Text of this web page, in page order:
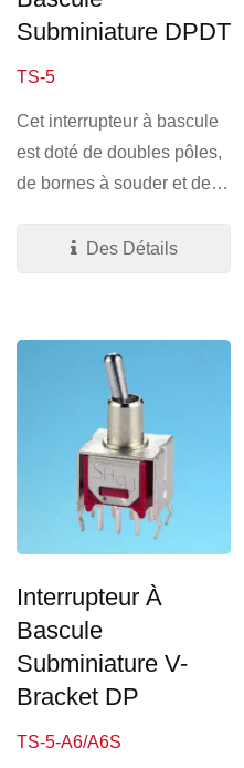
Subminiature DPDT
TS-5
Cet interrupteur à bascule
est doté de doubles pôles,
de bornes à souder et de
Des Détails
Interrupteur À
Bascule
Subminiature V-
Bracket DP
TS-5-A6/A6S